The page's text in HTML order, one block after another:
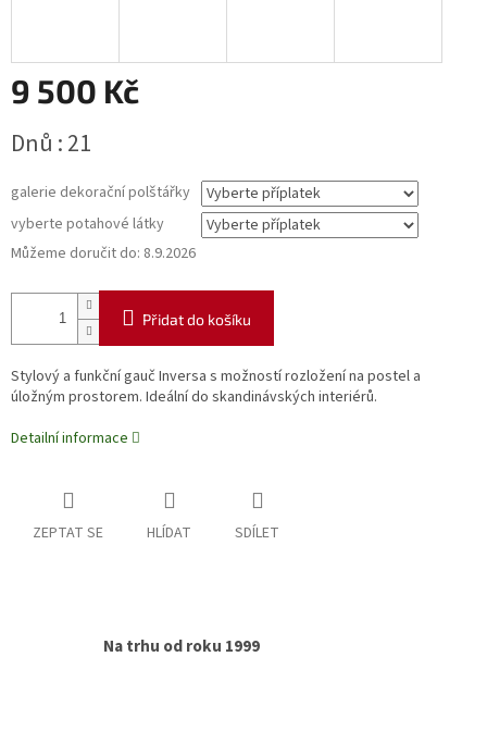
9 500 Kč
cena:
Dnů : 21
galerie dekorační polštářky
vyberte potahové látky
Můžeme doručit do: 8.9.2026
Přidat do košíku
Stylový a funkční gauč Inversa s možností rozložení na postel a
úložným prostorem. Ideální do skandinávských interiérů.
Detailní informace
ZEPTAT SE HLÍDAT SDÍLET
Na trhu od roku 1999